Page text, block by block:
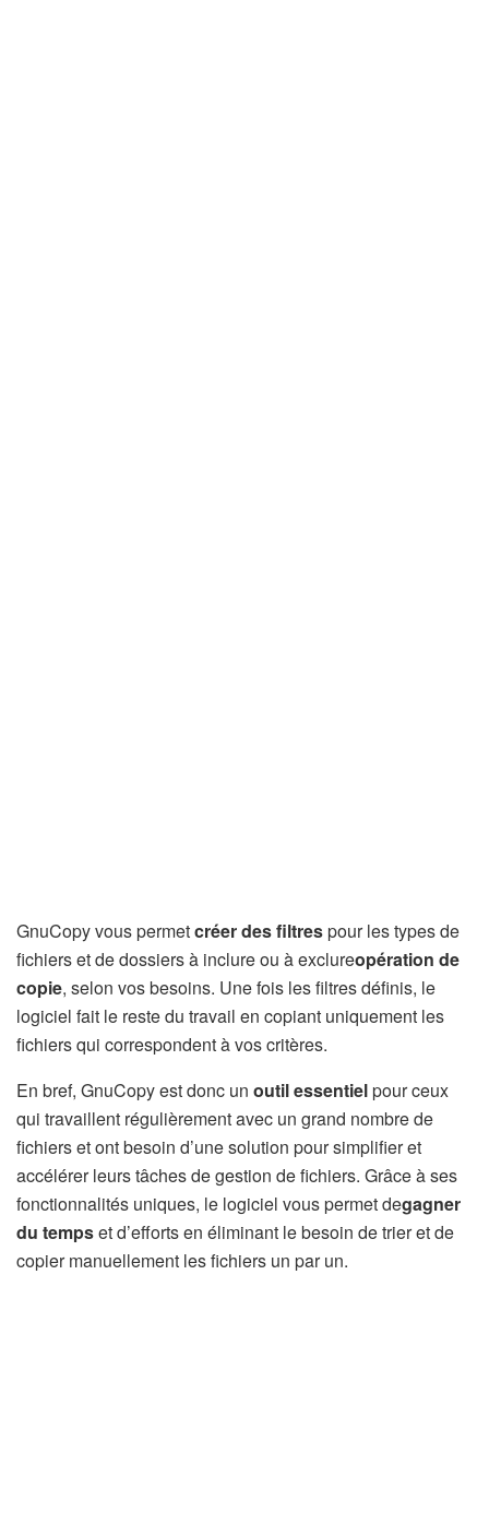
GnuCopy vous permetcréer des filtrespour les types de
fichiers et de dossiers à inclure ou à exclureopération de
copie, selon vos besoins. Une fois les filtres définis, le
logiciel fait le reste du travail en copiant uniquement les
fichiers qui correspondent à vos critères.
En bref, GnuCopy est donc un outil essentielpour ceux
qui travaillent régulièrement avec un grand nombre de
fichiers et ont besoin d’une solution pour simplifier et
accélérer leurs tâches de gestion de fichiers. Grâce à ses
fonctionnalités uniques, le logiciel vous permet degagner
du tempset d’efforts en éliminant le besoin de trier et de
copier manuellement les fichiers un par un.